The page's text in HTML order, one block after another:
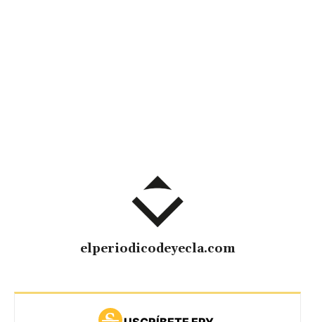
elperiodicodeyecla.com